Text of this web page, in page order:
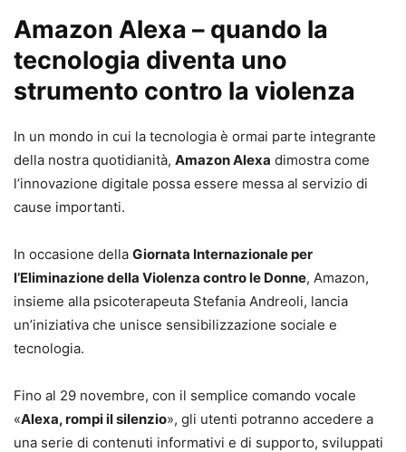
Amazon Alexa – quando la
tecnologia diventa uno
strumento contro la violenza
In un mondo in cui la tecnologia è ormai parte integrante
della nostra quotidianità, Amazon Alexa dimostra come
l’innovazione digitale possa essere messa al servizio di
cause importanti.
In occasione della Giornata Internazionale per
l’Eliminazione della Violenza contro le Donne, Amazon,
insieme alla psicoterapeuta Stefania Andreoli, lancia
un’iniziativa che unisce sensibilizzazione sociale e
tecnologia.
Fino al 29 novembre, con il semplice comando vocale
«Alexa, rompi il silenzio», gli utenti potranno accedere a
una serie di contenuti informativi e di supporto, sviluppati